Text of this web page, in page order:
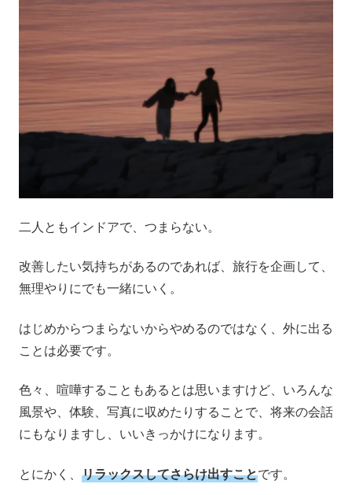
二人ともインドアで、つまらない。
改善したい気持ちがあるのであれば、旅行を企画して、
無理やりにでも一緒にいく。
はじめからつまらないからやめるのではなく、外に出る
ことは必要です。
色々、喧嘩することもあるとは思いますけど、いろんな
風景や、体験、写真に収めたりすることで、将来の会話
にもなりますし、いいきっかけになります。
とにかく、 リラックスしてさらけ出すことです。